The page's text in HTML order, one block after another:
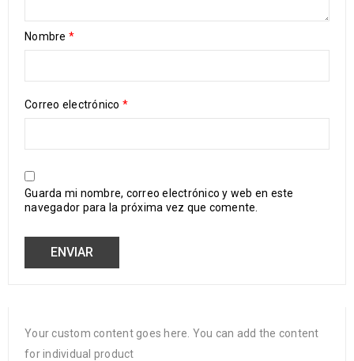
Nombre *
Correo electrónico *
Guarda mi nombre, correo electrónico y web en este
navegador para la próxima vez que comente.
Your custom content goes here. You can add the content
for individual product